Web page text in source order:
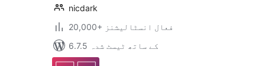
nicdark
20,000+ فعال انسٹالیشنز
6.7.5 کے ساتھ ٹیسٹ شدہ